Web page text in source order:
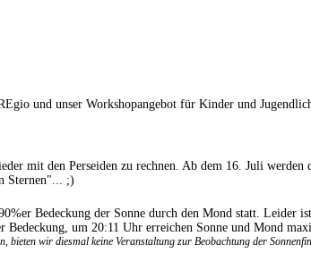
und unser Workshopangebot für Kinder und
mit den Perseiden zu rechnen. Ab dem 16. Juli
Sternen"... ;)
Bedeckung der Sonne durch den Mond statt.
um 20:11 Uhr erreichen Sonne und Mond
wir diesmal keine Veranstaltung zur Beobachtung der